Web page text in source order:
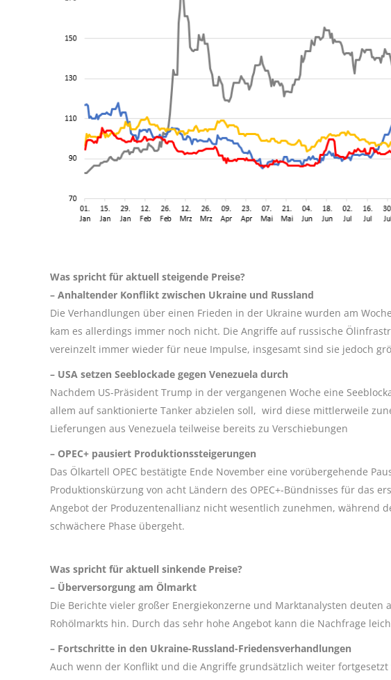
Was spricht für aktuell steigende Preise?
– Anhaltender Konflikt zwischen Ukraine und Russland
Die Verhandlungen über einen Frieden in der Ukraine wurden am
kam es allerdings immer noch nicht. Die Angriffe auf russische
vereinzelt immer wieder für neue Impulse, insgesamt sind sie jedoch
– USA setzen Seeblockade gegen Venezuela durch
Nachdem US-Präsident Trump in der vergangenen Woche eine
allem auf sanktionierte Tanker abzielen soll, wird diese mittlerweile
Lieferungen aus Venezuela teilweise bereits zu Verschiebungen
– OPEC+ pausiert Produktionssteigerungen
Das Ölkartell OPEC bestätigte Ende November eine vorübergehende
Produktionskürzung von acht Ländern des OPEC+-Bündnisses für das
Angebot der Produzentenallianz nicht wesentlich zunehmen, während
schwächere Phase übergeht.
Was spricht für aktuell sinkende Preise?
– Überversorgung am Ölmarkt
Die Berichte vieler großer Energiekonzerne und Marktanalysten deuten
Rohölmarkts hin. Durch das sehr hohe Angebot kann die Nachfrage
– Fortschritte in den Ukraine-Russland-Friedensverhandlungen
Auch wenn der Konflikt und die Angriffe grundsätzlich weiter